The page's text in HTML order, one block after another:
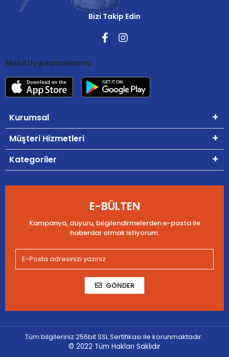
Bizi Takip Edin
Mobil Uygulamalarımız
Kurumsal
Müşteri Hizmetleri
Kategoriler
E-BÜLTEN
Kampanya, duyuru, bilgilendirmelerden e-posta ile
haberdar olmak istiyorum.
GÖNDER
Tüm bilgileriniz 256bit SSL Sertifikası ile korunmaktadır.
© 2022 Tüm Hakları Saklıdır